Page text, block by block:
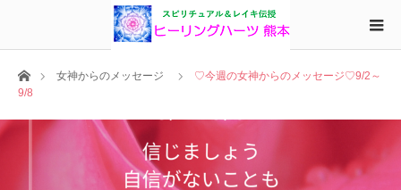
ホーム女神からのメッセージ
♡今週の女神からのメッセージ♡9/2～
9/8